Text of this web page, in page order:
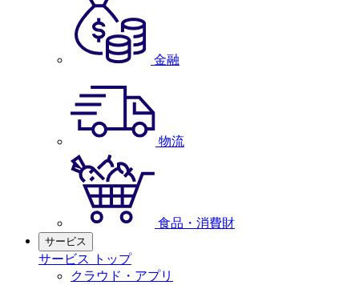
金融
物流
食品・消費財
サービス
サービス トップ
クラウド・アプリ